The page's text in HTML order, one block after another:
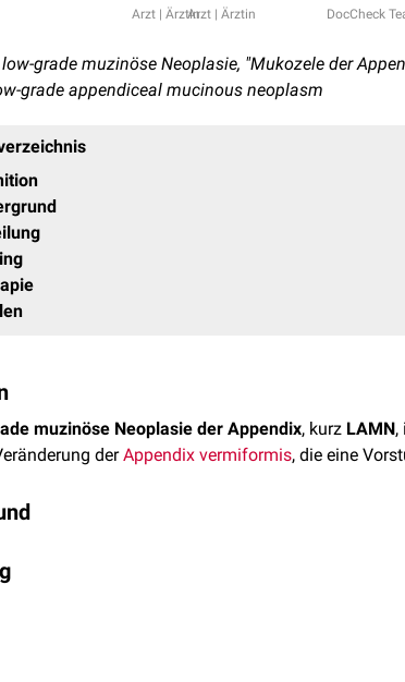
Arzt | ÄrztinArzt | Ärztin DocCheck
grade muzinöse Neoplasie, "Mukozele der
grade appendiceal mucinous neoplasm
muzinöse Neoplasie der Appendix, kurz LAMN,
derAppendix vermiformis, die eine
II: Muzinnachweis/-herniation in Appendixwand